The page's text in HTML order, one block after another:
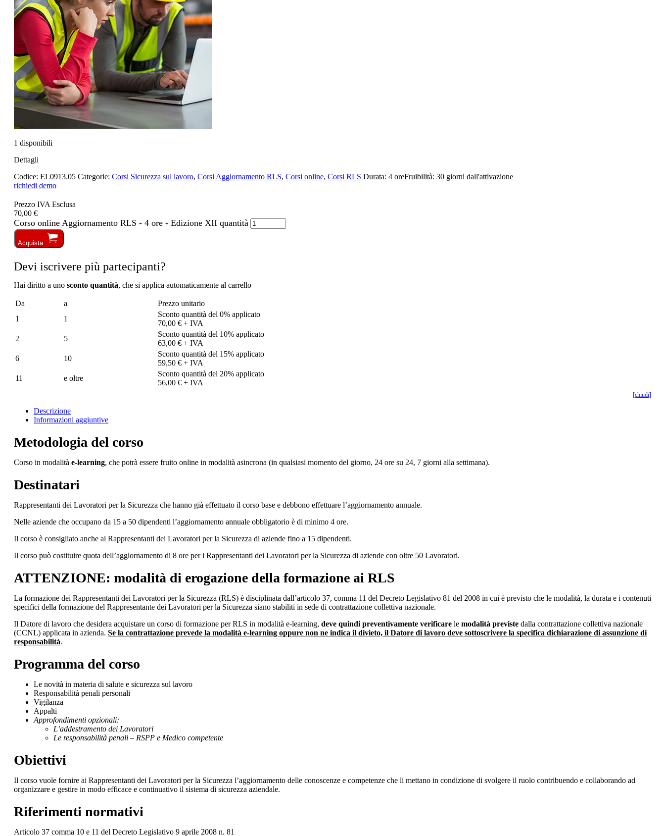
1 disponibili
Dettagli
Codice: EL0913.05 Categorie: Corsi Sicurezza sul lavoro, Corsi Aggiornamento RLS, Corsi online, Corsi RLS Durata: 4 oreFruibilità: 30 giorni dall'attivazione
richiedi demo
Prezzo IVA Esclusa
70,00 €
Corso online Aggiornamento RLS - 4 ore - Edizione XII quantità
Acquista
Devi iscrivere più partecipanti?
Hai diritto a uno sconto quantità, che si applica automaticamente al carrello
Da a
Prezzo unitario
1
1
Sconto quantità del 0% applicato
70,00 € + IVA
2
5
Sconto quantità del 10% applicato
63,00 € + IVA
6
10
Sconto quantità del 15% applicato
59,50 € + IVA
11
e oltre
Sconto quantità del 20% applicato
56,00 € + IVA
[chiudi]
Descrizione
Informazioni aggiuntive
Metodologia del corso
Corso in modalità e-learning, che potrà essere fruito online in modalità asincrona (in qualsiasi momento del giorno, 24 ore su 24, 7 giorni alla settimana).
Destinatari
Rappresentanti dei Lavoratori per la Sicurezza che hanno già effettuato il corso base e debbono effettuare l’aggiornamento annuale.
Nelle aziende che occupano da 15 a 50 dipendenti l’aggiornamento annuale obbligatorio è di minimo 4 ore.
Il corso è consigliato anche ai Rappresentanti dei Lavoratori per la Sicurezza di aziende fino a 15 dipendenti.
Il corso può costituire quota dell’aggiornamento di 8 ore per i Rappresentanti dei Lavoratori per la Sicurezza di aziende con oltre 50 Lavoratori.
ATTENZIONE: modalità di erogazione della formazione ai RLS
La formazione dei Rappresentanti dei Lavoratori per la Sicurezza (RLS) è disciplinata dall’articolo 37, comma 11 del Decreto Legislativo 81 del 2008 in cui è previsto che le modalità, la durata e i contenuti
specifici della formazione del Rappresentante dei Lavoratori per la Sicurezza siano stabiliti in sede di contrattazione collettiva nazionale.
Il Datore di lavoro che desidera acquistare un corso di formazione per RLS in modalità e-learning, deve quindi preventivamente verificare le modalità previste dalla contrattazione collettiva nazionale
(CCNL) applicata in azienda. Se la contrattazione prevede la modalità e-learning oppure non ne indica il divieto, il Datore di lavoro deve sottoscrivere la specifica dichiarazione di assunzione di
responsabilità.
Programma del corso
Le novità in materia di salute e sicurezza sul lavoro
Responsabilità penali personali
Vigilanza
Appalti
Approfondimenti opzionali:
L’addestramento dei Lavoratori
Le responsabilità penali – RSPP e Medico competente
Obiettivi
Il corso vuole fornire ai Rappresentanti dei Lavoratori per la Sicurezza l’aggiornamento delle conoscenze e competenze che li mettano in condizione di svolgere il ruolo contribuendo e collaborando ad
organizzare e gestire in modo efficace e continuativo il sistema di sicurezza aziendale.
Riferimenti normativi
Articolo 37 comma 10 e 11 del Decreto Legislativo 9 aprile 2008 n. 81